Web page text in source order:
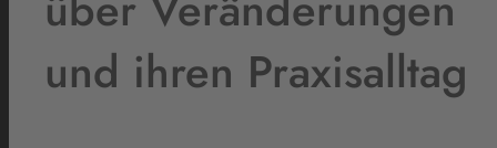
und ihren Praxisalltag